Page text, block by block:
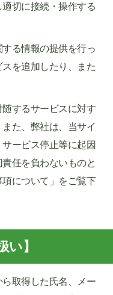
切に接続・操作する
る情報の提供を行っ
を追加したり、また
するサービスに対す
た、弊社は、当サイ
ービス停止等に起因
任を負わないものと
について」をご覧下
】
取得した氏名、メー